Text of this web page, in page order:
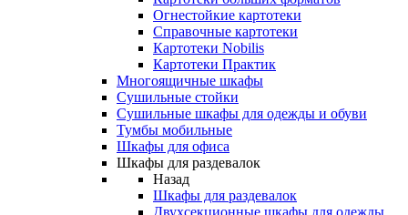
Огнестойкие картотеки
Справочные картотеки
Картотеки Nobilis
Картотеки Практик
Многоящичные шкафы
Сушильные стойки
Сушильные шкафы для одежды и обуви
Тумбы мобильные
Шкафы для офиса
Шкафы для раздевалок
Назад
Шкафы для раздевалок
Двухсекционные шкафы для одежды